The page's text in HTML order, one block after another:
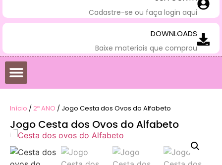
Cadastre-se ou faça login aqui
DOWNLOADS
Baixe materiais que comprou
Início /2º ANO / Jogo Cesta dos Ovos do Alfabeto
Jogo Cesta dos Ovos do Alfabeto